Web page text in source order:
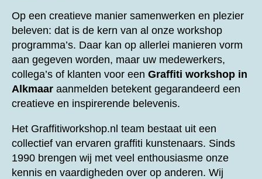
Op een creatieve manier samenwerken en plezier
beleven: dat is de kern van al onze workshop
programma’s. Daar kan op allerlei manieren vorm
aan gegeven worden, maar uw medewerkers,
collega’s of klanten voor een Graffiti workshop in
Alkmaar aanmelden betekent gegarandeerd een
creatieve en inspirerende belevenis.
Het Graffitiworkshop.nl team bestaat uit een
collectief van ervaren graffiti kunstenaars. Sinds
1990 brengen wij met veel enthousiasme onze
kennis en vaardigheden over op anderen. Wij